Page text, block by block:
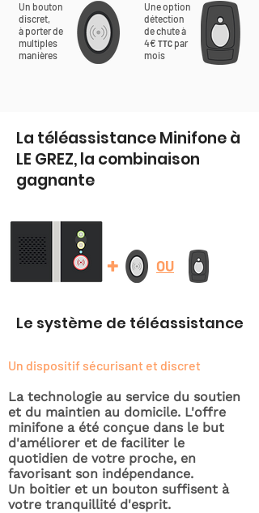
Un bouton
discret,
à porter de
multiples
manières
Une option
détection
de chute à
4€ TTC par
mois
La téléassistance Minifone à
LE GREZ, la combinaison
gagnante
+ OU
Le système de téléassistance
Un dispositif sécurisant et discret
La technologie au service du soutien
et du maintien au domicile. L'offre
minifone a été conçue dans le but
d'améliorer et de faciliter le
quotidien de votre proche, en
favorisant son indépendance.
Un boitier et un bouton suffisent à
votre tranquillité d'esprit.